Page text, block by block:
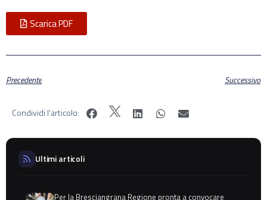
Scarica PDF
Precedente Successivo
Condividi l'articolo:
Ultimi articoli
Per la Bresciangrana Regione pronta a convocare